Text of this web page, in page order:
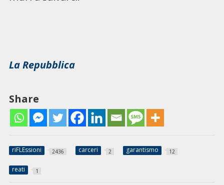
La Repubblica
Share
riFLEssioni 2436 carceri 2 garantismo 12
reati 1